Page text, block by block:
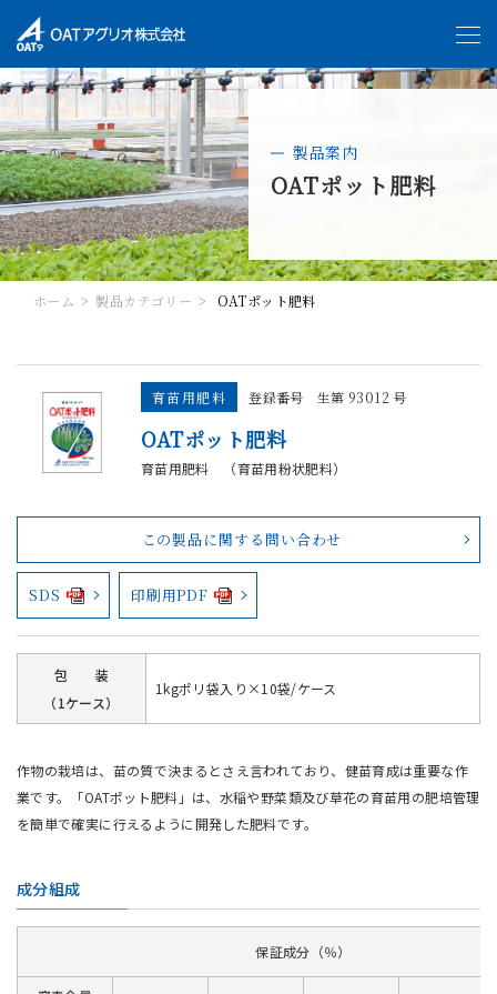
製品案内
OATポット肥料
ホーム 製品カテゴリー OATポット肥料
育苗用肥料 登録番号 生第 93012 号
OATポット肥料
育苗用肥料 （育苗用粉状肥料）
この製品に関する問い合わせ
SDS 印刷用PDF
包 装
（1ケース）
1kgポリ袋入り×10袋/ケース
作物の栽培は、苗の質で決まるとさえ言われており、健苗育成は重要な作
業です。「OATポット肥料」は、水稲や野菜類及び草花の育苗用の肥培管理
を簡単で確実に行えるように開発した肥料です。
成分組成
保証成分（％）